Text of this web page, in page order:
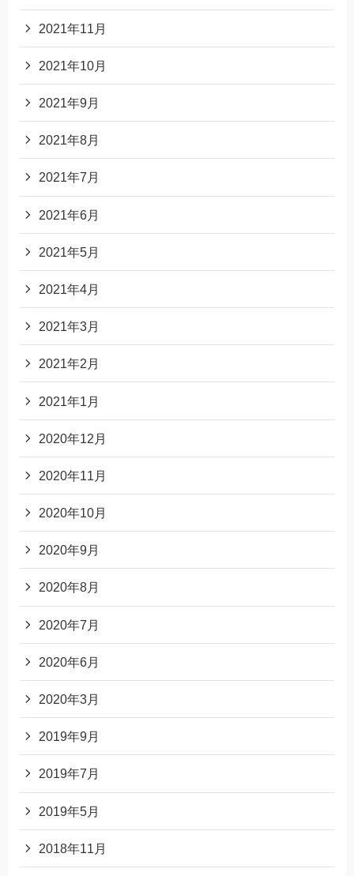
2021年11月
2021年10月
2021年9月
2021年8月
2021年7月
2021年6月
2021年5月
2021年4月
2021年3月
2021年2月
2021年1月
2020年12月
2020年11月
2020年10月
2020年9月
2020年8月
2020年7月
2020年6月
2020年3月
2019年9月
2019年7月
2019年5月
2018年11月